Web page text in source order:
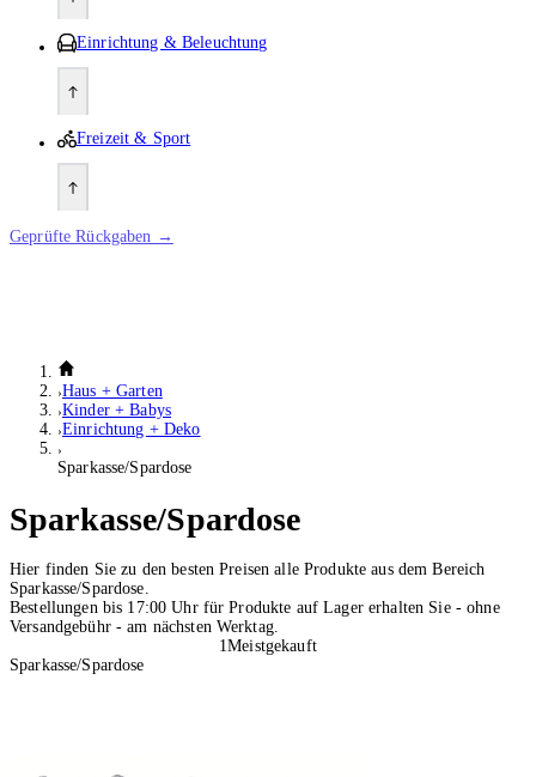
Einrichtung & Beleuchtung
Freizeit & Sport
Geprüfte Rückgaben →
Haus + Garten
Kinder + Babys
Einrichtung + Deko
Sparkasse/Spardose
Sparkasse/Spardose
Hier finden Sie zu den besten Preisen alle Produkte aus dem Bereich
Sparkasse/Spardose.
Bestellungen bis 17:00 Uhr für Produkte auf Lager erhalten Sie - ohne
Versandgebühr - am nächsten Werktag.
1Meistgekauft
Sparkasse/Spardose